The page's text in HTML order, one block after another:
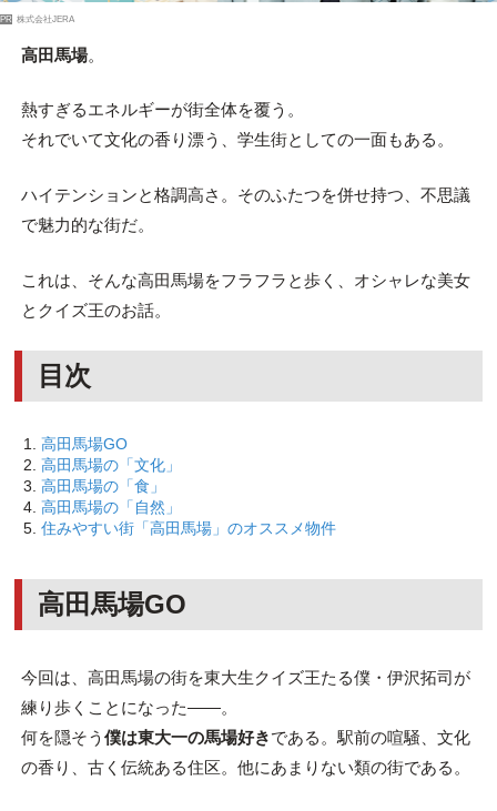
PR 株式会社JERA
高田馬場。
熱すぎるエネルギーが街全体を覆う。
それでいて文化の香り漂う、学生街としての一面もある。
ハイテンションと格調高さ。そのふたつを併せ持つ、不思議
で魅力的な街だ。
これは、そんな高田馬場をフラフラと歩く、オシャレな美女
とクイズ王のお話。
目次
高田馬場GO
高田馬場の「文化」
高田馬場の「食」
高田馬場の「自然」
住みやすい街「高田馬場」のオススメ物件
高田馬場GO
今回は、高田馬場の街を東大生クイズ王たる僕・伊沢拓司が
練り歩くことになった――。
何を隠そう 僕は東大一の馬場好きである。駅前の喧騒、文化
の香り、古く伝統ある住区。他にあまりない類の街である。